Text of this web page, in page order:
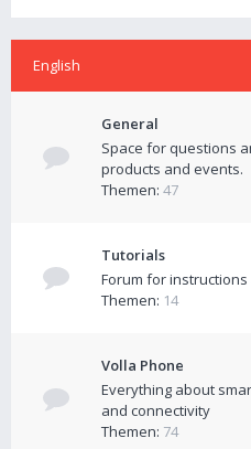
English
General
Space for questions
products and events.
Themen: 47
Tutorials
Forum for
Themen: 14
Volla Phone
Everything about
and connectivity
Themen: 74